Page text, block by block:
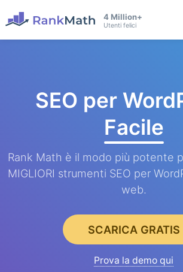
4 Million+
Utenti felici
SEO per
Facile
Rank Math è il modo più potente
MIGLIORI strumenti SEO per
web.
SCARICA GRATIS
Prova la demo qui